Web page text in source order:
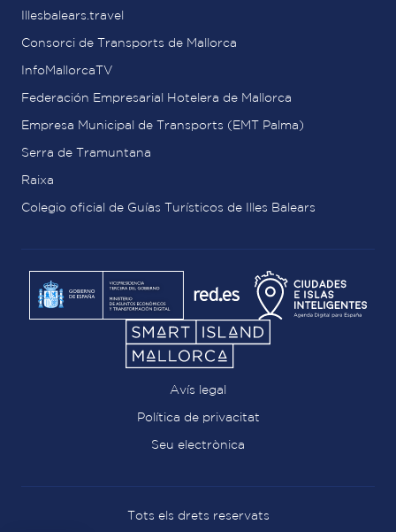
Illesbalears.travel
Consorci de Transports de Mallorca
InfoMallorcaTV
Federación Empresarial Hotelera de Mallorca
Empresa Municipal de Transports (EMT Palma)
Serra de Tramuntana
Raixa
Colegio oficial de Guías Turísticos de Illes Balears
Avís legal
Política de privacitat
Seu electrònica
Tots els drets reservats